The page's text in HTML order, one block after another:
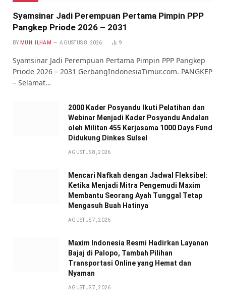
Syamsinar Jadi Perempuan Pertama Pimpin PPP
Pangkep Priode 2026 – 2031
BY MUH. ILHAM AGUSTUS 8, 2026 9
Syamsinar Jadi Perempuan Pertama Pimpin PPP Pangkep
Priode 2026 – 2031 GerbangIndonesiaTimur.com. PANGKEP
– Selamat…
2000 Kader Posyandu Ikuti Pelatihan dan
Webinar Menjadi Kader Posyandu Andalan
oleh Militan 455 Kerjasama 1000 Days Fund
Didukung Dinkes Sulsel
AGUSTUS 8, 2026
Mencari Nafkah dengan Jadwal Fleksibel:
Ketika Menjadi Mitra Pengemudi Maxim
Membantu Seorang Ayah Tunggal Tetap
Mengasuh Buah Hatinya
AGUSTUS 7, 2026
Maxim Indonesia Resmi Hadirkan Layanan
Bajaj di Palopo, Tambah Pilihan
Transportasi Online yang Hemat dan
Nyaman
AGUSTUS 7, 2026